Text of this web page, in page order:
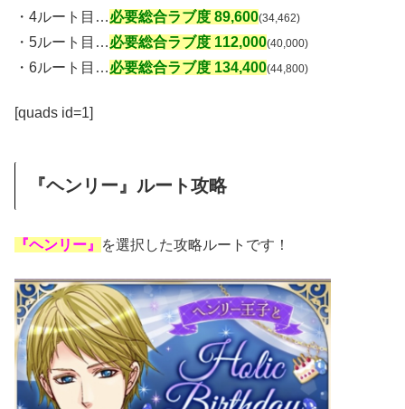
・4ルート目…必要総合ラブ度 89,600(34,462)
・5ルート目…必要総合ラブ度 112,000(40,000)
・6ルート目…必要総合ラブ度 134,400(44,800)
[quads id=1]
『ヘンリー』ルート攻略
『ヘンリー』 を選択した攻略ルートです！